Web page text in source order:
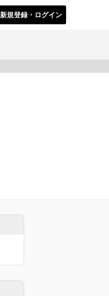
新規登録・ログイン